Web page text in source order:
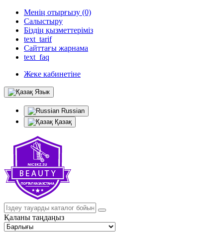
Менің отырғызу (0)
Салыстыру
Біздің қызметтеріміз
text_tarif
Сайттағы жарнама
text_faq
Жеке кабинетіне
Язык
Russian
Қазақ
Қаланы таңдаңыз